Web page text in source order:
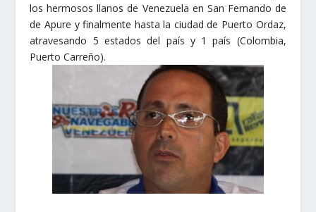
los hermosos llanos de Venezuela en San Fernando de
de Apure y finalmente hasta la ciudad de Puerto Ordaz,
atravesando 5 estados del país y 1 país (Colombia,
Puerto Carreño).